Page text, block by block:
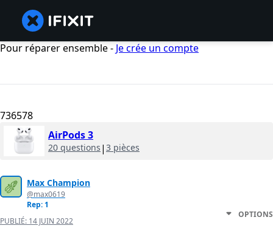
Pour réparer ensemble - Je crée un compte
736578
AirPods 3
20 questions | 3 pièces
Max Champion
@max0619
Rep: 1
PUBLIÉ: 14 JUIN 2022
OPTIONS